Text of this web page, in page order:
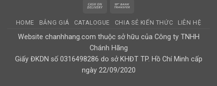
Cash
Delivery
HOME BẢNG GIÁ CATALOGUE CHIA SẺ KIẾN THỨC LIÊN HỆ
Website chanhhang.com thuộc sở hữu của Công ty TNHH
Chánh Hãng
Giấy ĐKDN số 0316498286 do sở KHĐT TP. Hồ Chí Minh cấp
ngày 22/09/2020